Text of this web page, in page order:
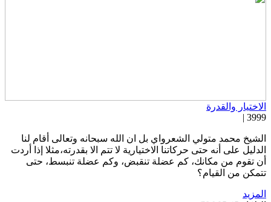
والقدرة
محمد متولي الشعرواي بل ان الله سبحانه وتعالى أقام لنا
على أنه حتى حركاتنا الاختيارية لا تتم الا بقدرته،مثلا إذا أردت
تقوم من مكانك، كم عضلة تنقبض، وكم عضلة تنبسط، حتى
من القيام؟